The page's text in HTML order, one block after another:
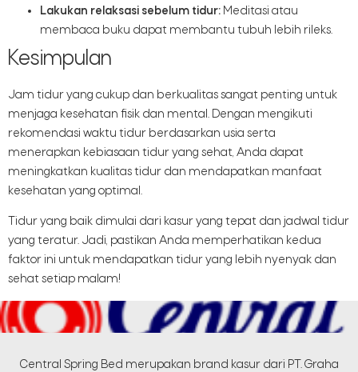
Lakukan relaksasi sebelum tidur: Meditasi atau
membaca buku dapat membantu tubuh lebih rileks.
Kesimpulan
Jam tidur yang cukup dan berkualitas sangat penting untuk
menjaga kesehatan fisik dan mental. Dengan mengikuti
rekomendasi waktu tidur berdasarkan usia serta
menerapkan kebiasaan tidur yang sehat, Anda dapat
meningkatkan kualitas tidur dan mendapatkan manfaat
kesehatan yang optimal.
Tidur yang baik dimulai dari kasur yang tepat dan jadwal tidur
yang teratur. Jadi, pastikan Anda memperhatikan kedua
faktor ini untuk mendapatkan tidur yang lebih nyenyak dan
sehat setiap malam!
Central Spring Bed merupakan brand kasur dari PT. Graha